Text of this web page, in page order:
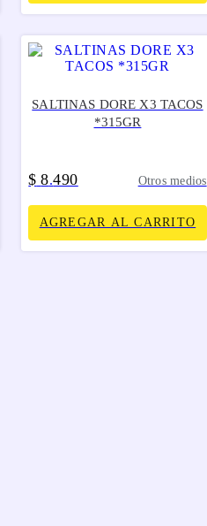
SALTINAS DORE X3 TACOS
*315GR
$ 8.490 Otros medios
AGREGAR AL CARRITO